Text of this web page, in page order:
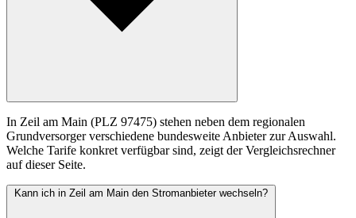
In Zeil am Main (PLZ 97475) stehen neben dem regionalen
Grundversorger verschiedene bundesweite Anbieter zur Auswahl.
Welche Tarife konkret verfügbar sind, zeigt der Vergleichsrechner
auf dieser Seite.
Kann ich in Zeil am Main den Stromanbieter wechseln?